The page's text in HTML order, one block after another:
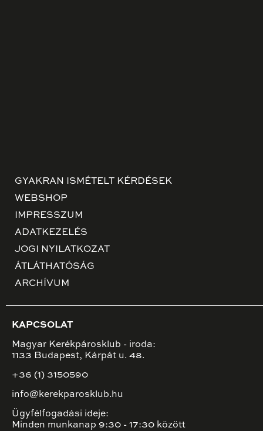
GYAKRAN ISMÉTELT KÉRDÉSEK
WEBSHOP
IMPRESSZUM
ADATKEZELÉS
JOGI NYILATKOZAT
ÁTLÁTHATÓSÁG
ARCHÍVUM
KAPCSOLAT
Magyar Kerékpárosklub - iroda:
1133 Budapest, Kárpát u. 48.
+36 (1) 3150590
info@kerekparosklub.hu
Ügyfélfogadási ideje:
Minden munkanap 9:30 - 17:30 között